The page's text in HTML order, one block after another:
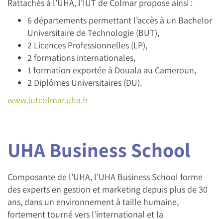
Rattachés à l’UHA, l’IUT de Colmar propose ainsi :
6 départements permettant l’accès à un Bachelor
Universitaire de Technologie (BUT),
2 Licences Professionnelles (LP),
2 formations internationales,
1 formation exportée à Douala au Cameroun,
2 Diplômes Universitaires (DU).
www.iutcolmar.uha.fr
UHA Business School
Composante de l’UHA, l’UHA Business School forme
des experts en gestion et marketing depuis plus de 30
ans, dans un environnement à taille humaine,
fortement tourné vers l’international et la